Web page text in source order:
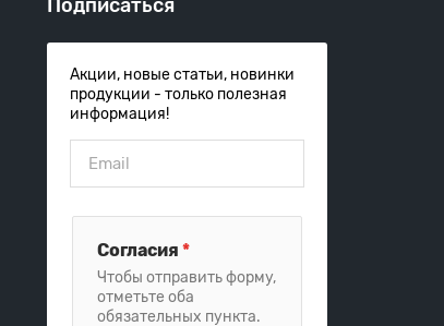
Подписаться
Акции, новые статьи, новинки
продукции - только полезная
информация!
Согласия *
Чтобы отправить форму,
отметьте оба
обязательных пункта.